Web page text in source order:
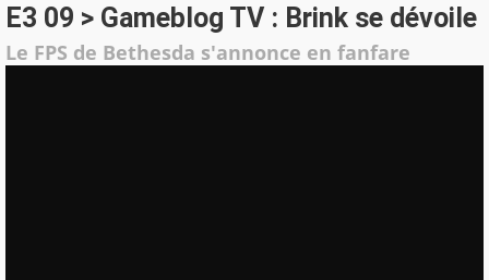
E3 09 > Gameblog TV : Brink se dévoile
Le FPS de Bethesda s'annonce en fanfare